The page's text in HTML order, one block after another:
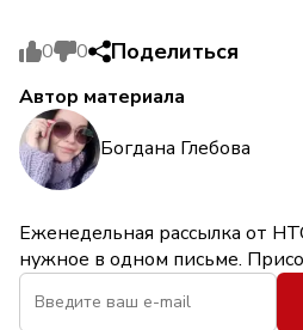
0 0 Поделиться
Автор материала
Богдана Глебова
Еженедельная рассылка от
нужное в одном письме.